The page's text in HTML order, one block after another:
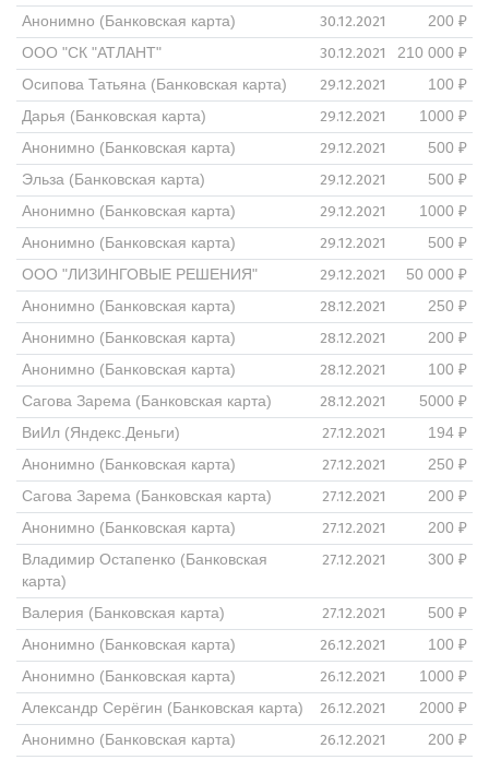
Анонимно (Банковская карта)
30.12.2021
200 ₽
ООО "СК "АТЛАНТ"
30.12.2021
210 000 ₽
Осипова Татьяна (Банковская карта)
29.12.2021
100 ₽
Дарья (Банковская карта)
29.12.2021
1000 ₽
Анонимно (Банковская карта)
29.12.2021
500 ₽
Эльза (Банковская карта)
29.12.2021
500 ₽
Анонимно (Банковская карта)
29.12.2021
1000 ₽
Анонимно (Банковская карта)
29.12.2021
500 ₽
ООО "ЛИЗИНГОВЫЕ РЕШЕНИЯ"
29.12.2021
50 000 ₽
Анонимно (Банковская карта)
28.12.2021
250 ₽
Анонимно (Банковская карта)
28.12.2021
200 ₽
Анонимно (Банковская карта)
28.12.2021
100 ₽
Сагова Зарема (Банковская карта)
28.12.2021
5000 ₽
ВиИл (Яндекс.Деньги)
27.12.2021
194 ₽
Анонимно (Банковская карта)
27.12.2021
250 ₽
Сагова Зарема (Банковская карта)
27.12.2021
200 ₽
Анонимно (Банковская карта)
27.12.2021
200 ₽
Владимир Остапенко (Банковская
карта)
27.12.2021 300 ₽
Валерия (Банковская карта) 27.12.2021
500 ₽
Анонимно (Банковская карта)
26.12.2021
100 ₽
Анонимно (Банковская карта)
26.12.2021
1000 ₽
Александр Серёгин (Банковская карта)
26.12.2021
2000 ₽
Анонимно (Банковская карта)
26.12.2021
200 ₽